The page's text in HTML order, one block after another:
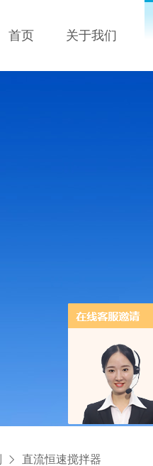
首页 关于我们
直流恒速搅拌器